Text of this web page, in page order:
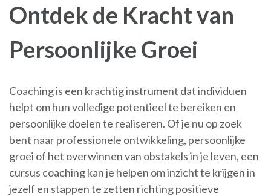
Ontdek de Kracht van
Persoonlijke Groei
Coaching is een krachtig instrument dat individuen
helpt om hun volledige potentieel te bereiken en
persoonlijke doelen te realiseren. Of je nu op zoek
bent naar professionele ontwikkeling, persoonlijke
groei of het overwinnen van obstakels in je leven, een
cursus coaching kan je helpen om inzicht te krijgen in
jezelf en stappen te zetten richting positieve